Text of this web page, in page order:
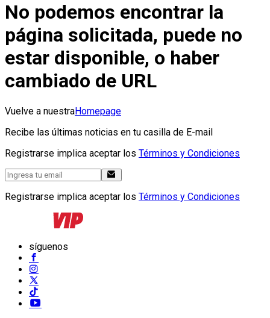
No podemos encontrar la
página solicitada, puede no
estar disponible, o haber
cambiado de URL
Vuelve a nuestraHomepage
Recibe las últimas noticias en tu casilla de E-mail
Registrarse implica aceptar los Términos y Condiciones
Registrarse implica aceptar los Términos y Condiciones
síguenos